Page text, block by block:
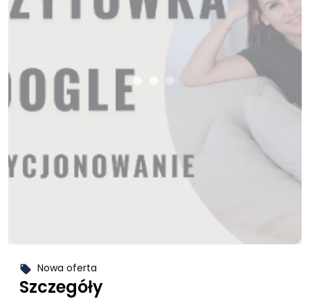
Szczegóły
local_offer Nowa oferta